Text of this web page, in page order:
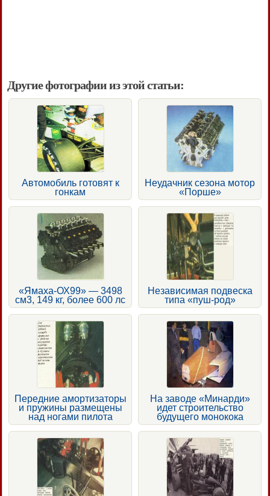
Другие фотографии из этой статьи:
Автомобиль готовят к
гонкам
Неудачник сезона мотор
«Порше»
«Ямаха-ОХ99» — 3498
см3, 149 кг, более 600 лс
Независимая подвеска
типа «пуш-род»
Передние амортизаторы
и пружины размещены
над ногами пилота
На заводе «Минарди»
идет строительство
будущего монокока